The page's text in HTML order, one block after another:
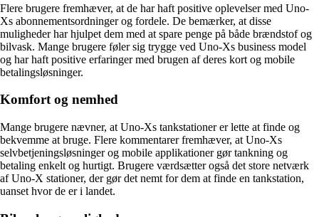
Flere brugere fremhæver, at de har haft positive oplevelser med Uno-
Xs abonnementsordninger og fordele. De bemærker, at disse
muligheder har hjulpet dem med at spare penge på både brændstof og
bilvask. Mange brugere føler sig trygge ved Uno-Xs business model
og har haft positive erfaringer med brugen af deres kort og mobile
betalingsløsninger.
Komfort og nemhed
Mange brugere nævner, at Uno-Xs tankstationer er lette at finde og
bekvemme at bruge. Flere kommentarer fremhæver, at Uno-Xs
selvbetjeningsløsninger og mobile applikationer gør tankning og
betaling enkelt og hurtigt. Brugere værdsætter også det store netværk
af Uno-X stationer, der gør det nemt for dem at finde en tankstation,
uanset hvor de er i landet.